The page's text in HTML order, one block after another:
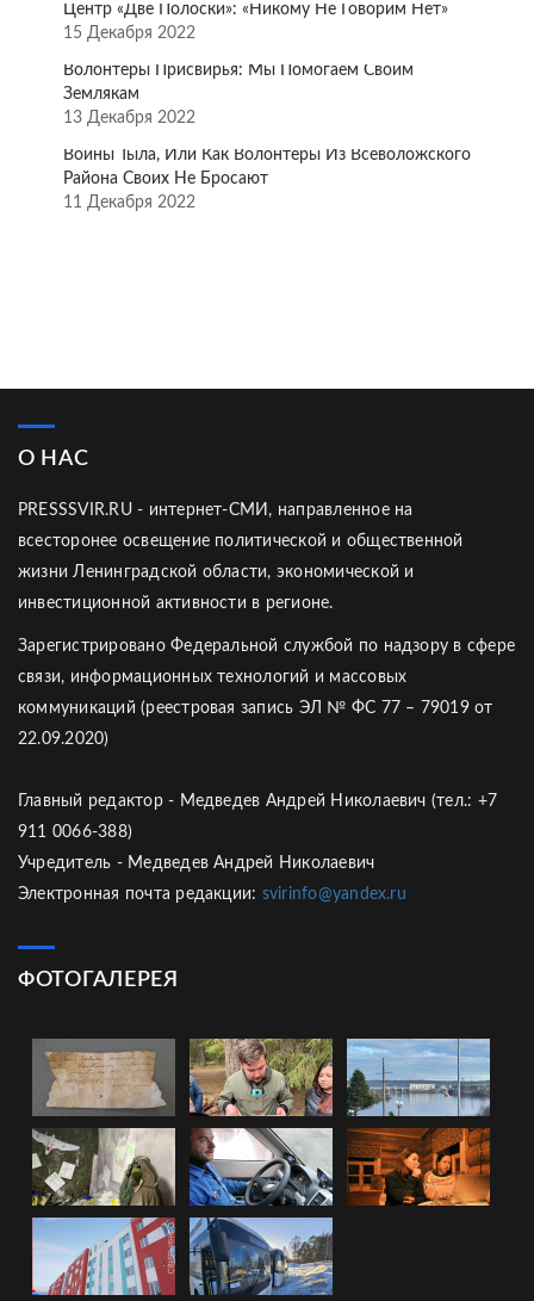
Центр «Две Полоски»: «Никому Не Говорим Нет»
15 Декабря 2022
Волонтёры Присвирья: Мы Помогаем Своим
Землякам
13 Декабря 2022
Воины Тыла, Или Как Волонтёры Из Всеволожского
Района Своих Не Бросают
11 Декабря 2022
О НАС
PRESSSVIR.RU - интернет-СМИ, направленное на
всесторонее освещение политической и общественной
жизни Ленинградской области, экономической и
инвестиционной активности в регионе.
Зарегистрировано Федеральной службой по надзору в сфере
связи, информационных технологий и массовых
коммуникаций (реестровая запись ЭЛ № ФС 77 – 79019 от
22.09.2020)
Главный редактор - Медведев Андрей Николаевич (тел.: +7
911 0066-388)
Учредитель - Медведев Андрей Николаевич
Электронная почта редакции: svirinfo@yandex.ru
ФОТОГАЛЕРЕЯ